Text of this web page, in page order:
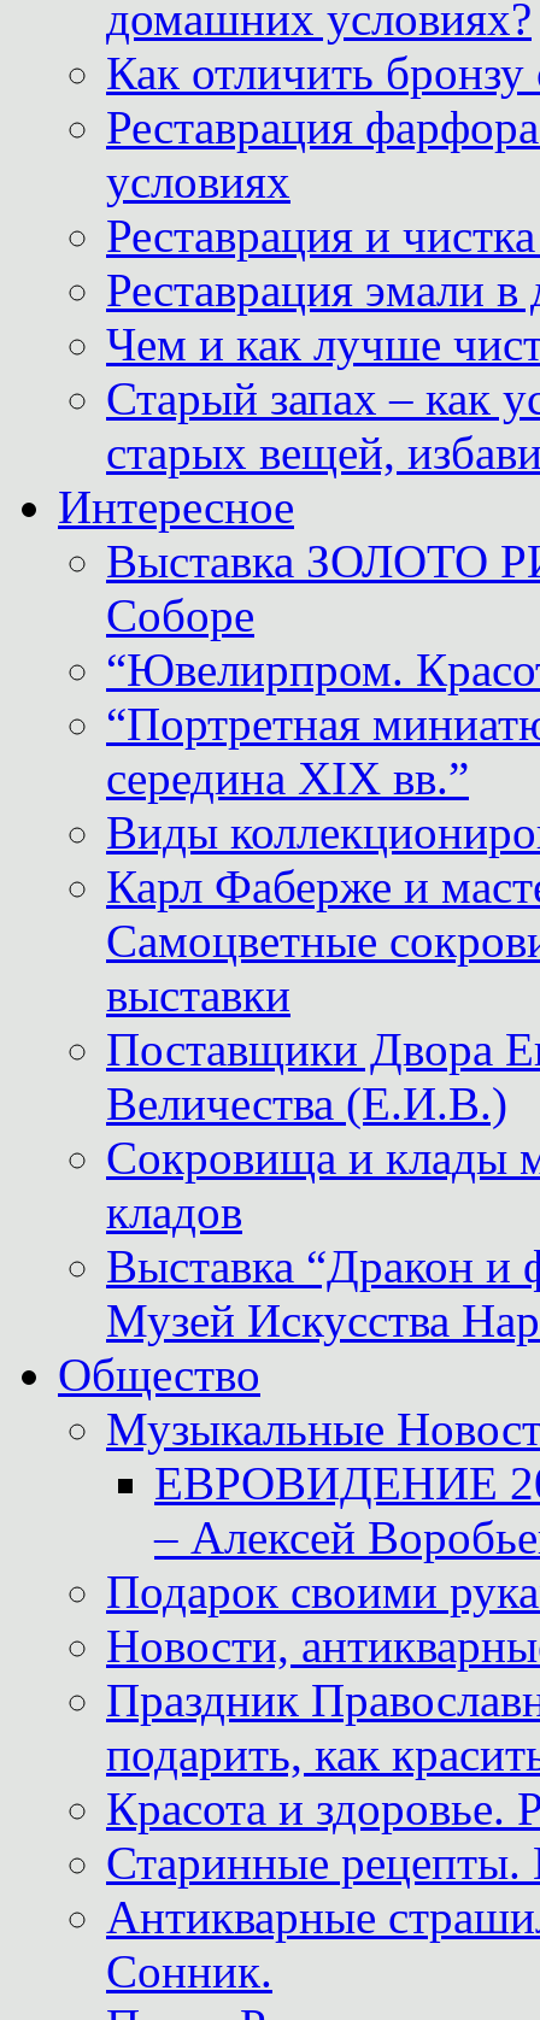
домашних условиях?
Как отличить
Реставрация
условиях
Реставрация и
Реставрация эмали
Чем и как лучше
Старый запах – как
старых вещей,
Интересное
Выставка ЗОЛОТО
Соборе
“Ювелирпром.
“Портретная
середина XIX вв.”
Виды
Карл Фаберже и
Самоцветные
выставки
Поставщики
Величества (Е.И.В.)
Сокровища и клады
кладов
Выставка “Дракон и
Музей Искусства
Общество
Музыкальные
ЕВРОВИДЕНИЕ
– Алексей
Подарок своими
Новости,
Праздник
подарить, как
Красота и здоровье.
Старинные рецепты.
Антикварные
Сонник.